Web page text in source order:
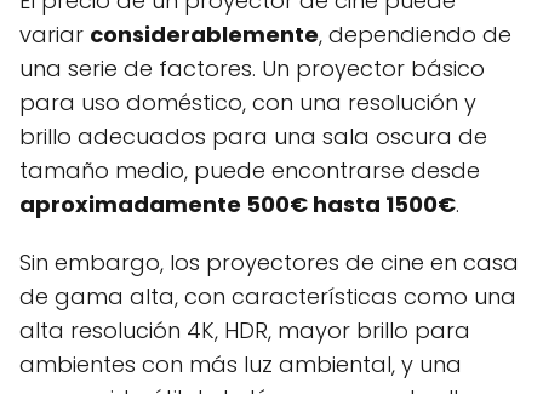
variar considerablemente, dependiendo de
una serie de factores. Un proyector básico
para uso doméstico, con una resolución y
brillo adecuados para una sala oscura de
tamaño medio, puede encontrarse desde
aproximadamente 500€ hasta 1500€.
Sin embargo, los proyectores de cine en casa
de gama alta, con características como una
alta resolución 4K, HDR, mayor brillo para
ambientes con más luz ambiental, y una